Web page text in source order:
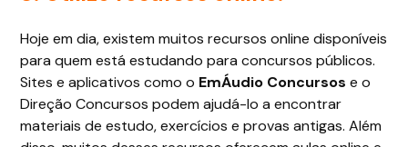
Hoje em dia, existem muitos recursos online disponíveis
para quem está estudando para concursos públicos.
Sites e aplicativos como o EmÁudio Concursos e o
Direção Concursos podem ajudá-lo a encontrar
materiais de estudo, exercícios e provas antigas. Além